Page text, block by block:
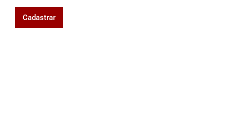
Cadastrar